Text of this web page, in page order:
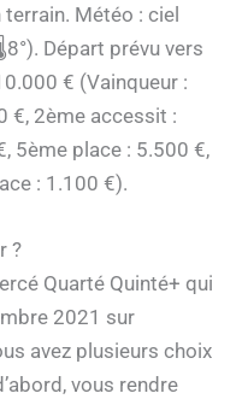
Météo : ciel
Départ prévu vers
€ (Vainqueur :
€, 2ème accessit :
5ème place : 5.500 €,
: 1.100 €).
?
Quarté Quinté+ qui
2021 sur
avez plusieurs choix
vous rendre